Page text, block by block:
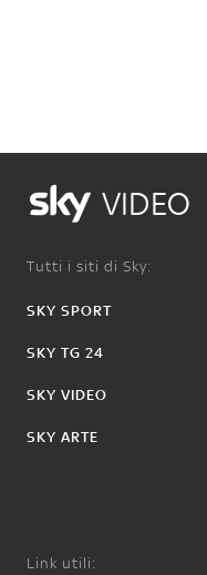
VIDEO
Tutti i siti di Sky:
SKY SPORT
SKY TG 24
SKY VIDEO
SKY ARTE
Link utili: